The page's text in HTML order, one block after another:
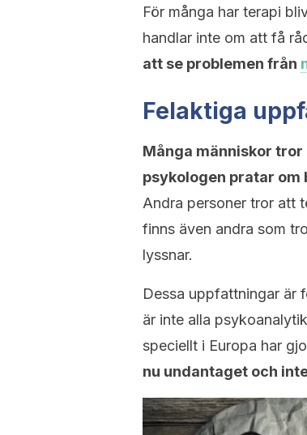
För många har terapi
handlar inte om att få
att se problemen från
Felaktiga
Många människor
psykologen pratar om
Andra personer tror att
finns även andra som
lyssnar.
Dessa uppfattningar är
är inte alla
speciellt i Europa har
nu undantaget och